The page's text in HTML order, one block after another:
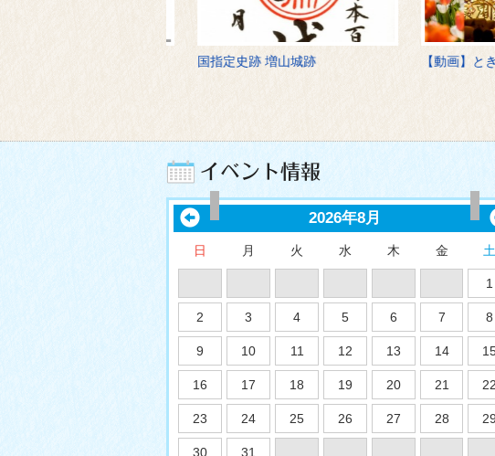
国指定史跡 増山城跡 【動画】とき
2026年8月
日 月 火 水 木 金 土
1
2 3 4 5 6 7 8
9 10 11 12 13 14
16 17 18 19 20 21 22
23 24 25 26 27 28 29
30 31